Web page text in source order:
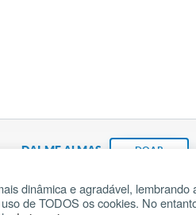
DAI-ME ALMAS DOAR
Fundação João Paulo II
dinâmica e agradável, lembrando
de TODOS os cookies. No